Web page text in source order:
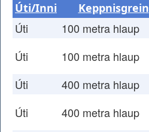
Úti/Inni Keppnisgrein
Úti 100 metra hlaup
Úti
100 metra hlaup
Úti
400 metra hlaup
Úti
400 metra hlaup